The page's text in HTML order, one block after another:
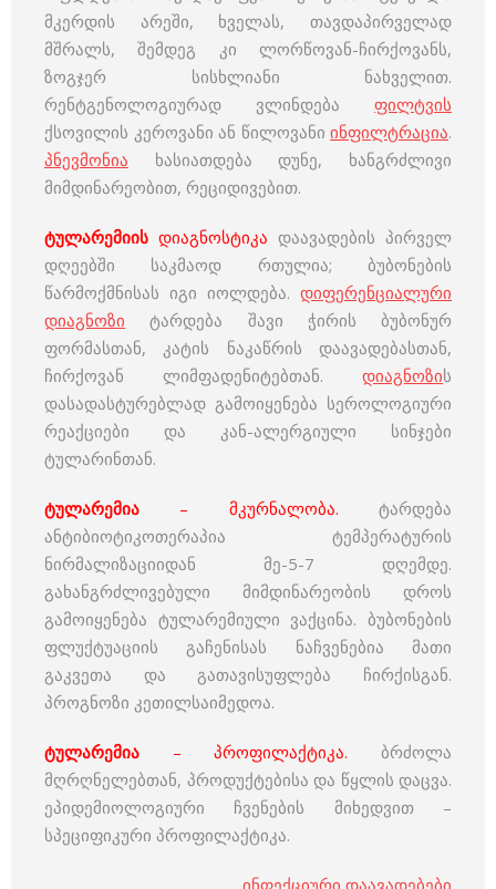
მკერდის არეში, ხველას, თავდაპირველად
მშრალს, შემდეგ კი ლორწოვან-ჩირქოვანს,
ზოგჯერ სისხლიანი ნახველით.
რენტგენოლოგიურად ვლინდება ფილტვის
ქსოვილის კეროვანი ან წილოვანი ინფილტრაცია.
პნევმონია ხასიათდება დუნე, ხანგრძლივი
მიმდინარეობით, რეციდივებით.
ტულარემიის დიაგნოსტიკა დაავადების პირველ
დღეებში საკმაოდ რთულია; ბუბონების
წარმოქმნისას იგი იოლდება. დიფერენციალური
დიაგნოზი ტარდება შავი ჭირის ბუბონურ
ფორმასთან, კატის ნაკაწრის დაავადებასთან,
ჩირქოვან ლიმფადენიტებთან. დიაგნოზის
დასადასტურებლად გამოიყენება სეროლოგიური
რეაქციები და კან-ალერგიული სინჯები
ტულარინთან.
ტულარემია – მკურნალობა. ტარდება
ანტიბიოტიკოთერაპია ტემპერატურის
ნირმალიზაციიდან მე-5-7 დღემდე.
გახანგრძლივებული მიმდინარეობის დროს
გამოიყენება ტულარემიული ვაქცინა. ბუბონების
ფლუქტუაციის გაჩენისას ნაჩვენებია მათი
გაკვეთა და გათავისუფლება ჩირქისგან.
პროგნოზი კეთილსაიმედოა.
ტულარემია – პროფილაქტიკა. ბრძოლა
მღრღნელებთან, პროდუქტებისა და წყლის დაცვა.
ეპიდემიოლოგიური ჩვენების მიხედვით –
სპეციფიკური პროფილაქტიკა.
ინფექციური დაავადებები